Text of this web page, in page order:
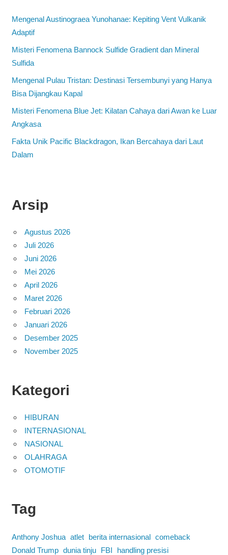
Mengenal Austinograea Yunohanae: Kepiting Vent Vulkanik
Adaptif
Misteri Fenomena Bannock Sulfide Gradient dan Mineral
Sulfida
Mengenal Pulau Tristan: Destinasi Tersembunyi yang Hanya
Bisa Dijangkau Kapal
Misteri Fenomena Blue Jet: Kilatan Cahaya dari Awan ke Luar
Angkasa
Fakta Unik Pacific Blackdragon, Ikan Bercahaya dari Laut
Dalam
Arsip
Agustus 2026
Juli 2026
Juni 2026
Mei 2026
April 2026
Maret 2026
Februari 2026
Januari 2026
Desember 2025
November 2025
Kategori
HIBURAN
INTERNASIONAL
NASIONAL
OLAHRAGA
OTOMOTIF
Tag
Anthony Joshua atlet berita internasional comeback
Donald Trump dunia tinju FBI
handling presisi